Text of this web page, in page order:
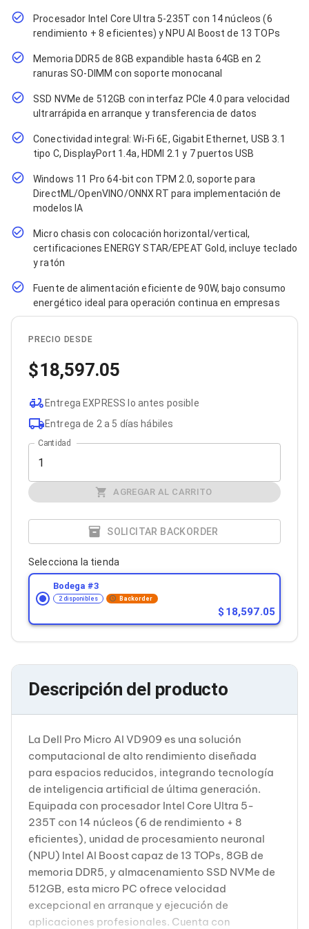
Cables Coaxiales
Accesorios para Cables
Conectores
Tapas y Cajas
Pinzas Ponchadoras
Probadores de Cable
Protectores para Cables
Cables para Impresoras
Cableado Estructurado
Sujetadores de Cables
Cinchos
Adaptadores
Adaptadores PC
Adaptadores PC USB
Adaptadores PC Serial
Adaptadores PC SATA
Adaptadores PC IDE
Adaptadores PC Teclado
Bluetooth
Adaptadores Video
Divisores de Video
Adaptadores Video HDMI
Adaptadores Video DVI
Adaptadores Video VGA / HD15
Repetidores USB
Adaptadores Audio
Adaptadores Audio AUX
Dispositivos de Entrada
Mouse
Teclados Numéricos
Controles de Juego para PC
Servidores
Accesorios para Servidores
Racks y Gabinetes
Charolas para Racks y Gabinetes
Cableado Estructurado para Servidores
Cables KVM
Enfriamiento para Servidores
Soportes y Paneles
Sistemas Operativos para Servidores
Ultrium
Accesorios para Discos Duros
Gabinetes de Discos Duros
Discos Duros Externos
Discos Duros para NAS
Discos Duros para Videovigilancia
Discos Duros para Servidores
Accesorios para SSD
Gabinetes para SSD
Almacenamiento MSA
Discos Duros Internos para PC
Discos Duros Internos para Laptop
Monitores
Procesador Intel Core Ultra 5-235T con 14 núcleos (6
rendimiento + 8 eficientes) y NPU AI Boost de 13 TOPs
Memoria DDR5 de 8GB expandible hasta 64GB en 2
ranuras SO-DIMM con soporte monocanal
SSD NVMe de 512GB con interfaz PCIe 4.0 para velocidad
ultrarrápida en arranque y transferencia de datos
Conectividad integral: Wi-Fi 6E, Gigabit Ethernet, USB 3.1
tipo C, DisplayPort 1.4a, HDMI 2.1 y 7 puertos USB
Windows 11 Pro 64-bit con TPM 2.0, soporte para
DirectML/OpenVINO/ONNX RT para implementación de
modelos IA
Micro chasis con colocación horizontal/vertical,
certificaciones ENERGY STAR/EPEAT Gold, incluye teclado
y ratón
Fuente de alimentación eficiente de 90W, bajo consumo
energético ideal para operación continua en empresas
PRECIO DESDE
18,597.05
Entrega EXPRESS lo antes posible
Entrega de 2 a 5 días hábiles
Cantidad
AGREGAR AL CARRITO
SOLICITAR BACKORDER
Selecciona la tienda
Bodega #3
2 disponibles Backorder
18,597.05
Descripción del producto
La Dell Pro Micro AI VD909 es una solución
computacional de alto rendimiento diseñada
para espacios reducidos, integrando tecnología
de inteligencia artificial de última generación.
Equipada con procesador Intel Core Ultra 5-
235T con 14 núcleos (6 de rendimiento + 8
eficientes), unidad de procesamiento neuronal
(NPU) Intel AI Boost capaz de 13 TOPs, 8GB de
memoria DDR5, y almacenamiento SSD NVMe de
512GB, esta micro PC ofrece velocidad
excepcional en arranque y ejecución de
aplicaciones profesionales. Cuenta con